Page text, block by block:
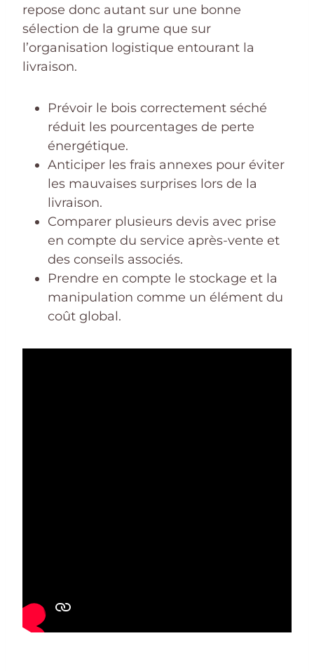
repose donc autant sur une bonne
sélection de la grume que sur
l’organisation logistique entourant la
livraison.
Prévoir le bois correctement séché
réduit les pourcentages de perte
énergétique.
Anticiper les frais annexes pour éviter
les mauvaises surprises lors de la
livraison.
Comparer plusieurs devis avec prise
en compte du service après-vente et
des conseils associés.
Prendre en compte le stockage et la
manipulation comme un élément du
coût global.